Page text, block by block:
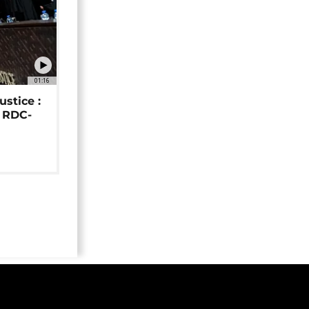
01:16
: